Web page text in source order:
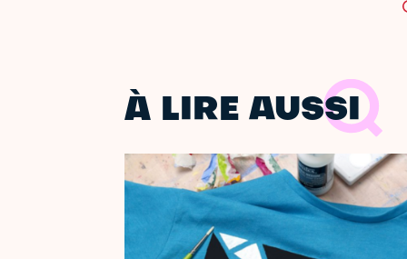
À LIRE AUSSI